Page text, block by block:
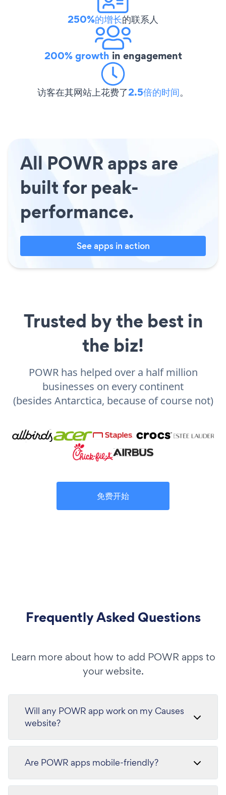
250%的增长的联系人
200% growth in engagement
访客在其网站上花费了2.5倍的时间。
All POWR apps are
built for peak-
performance.
See apps in action
Trusted by the best in
the biz!
POWR has helped over a half million
businesses on every continent
(besides Antarctica, because of course not)
免费开始
Frequently Asked Questions
Learn more about how to add POWR apps to
your website.
Will any POWR app work on my Causes
website?
Are POWR apps mobile-friendly?